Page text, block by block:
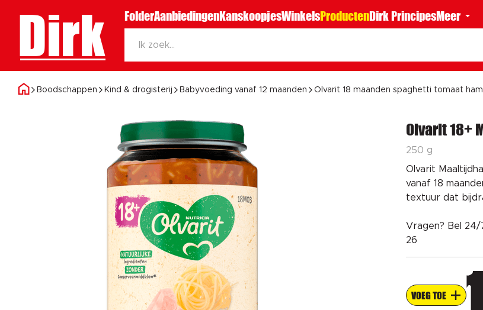
Dirk FolderAanbiedingenKanskoopjesWinkelsProductenDirk PrincipesMeer
Boodschappen Kind & drogisterij Babyvoeding vanaf 12 maanden Olvarit 18 maanden spaghetti tomaat ham
Olvarit 18+
250 g
Olvarit
vanaf 18
textuur dat
Vragen? Bel
26
VOEG TOE 1